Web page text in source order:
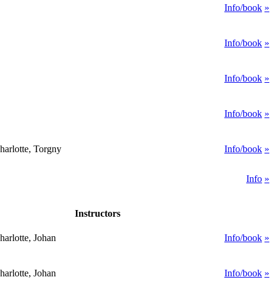
Info/book »
Info/book »
Info/book »
Info/book »
Torgny Info/book »
Info »
Instructors
Johan Info/book »
Johan Info/book »